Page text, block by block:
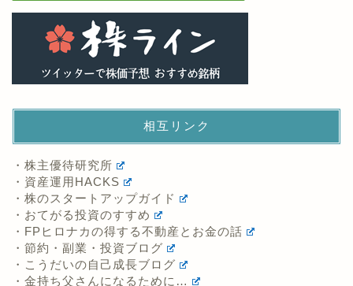
相互リンク
・株主優待研究所
・資産運用HACKS
・株のスタートアップガイド
・おてがる投資のすすめ
・FPヒロナカの得する不動産とお金の話
・節約・副業・投資ブログ
・こうだいの自己成長ブログ
・金持ち父さんになるために…